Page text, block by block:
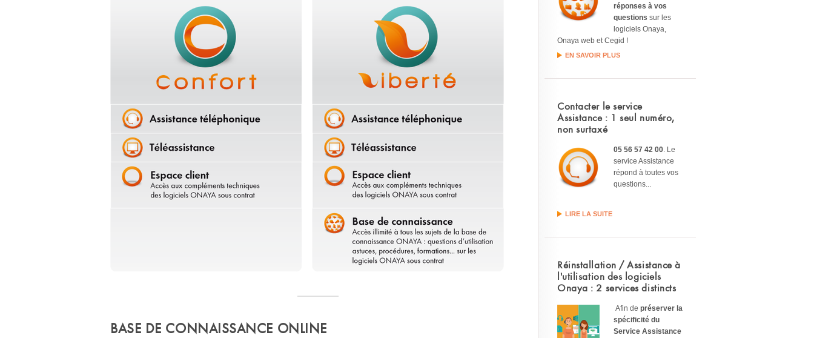
BASE DE CONNAISSANCE ONLINE
réponses à vos
questions sur les
logiciels Onaya,
Onaya web et Cegid !
EN SAVOIR PLUS
Contacter le service
Assistance : 1 seul numéro,
non surtaxé
05 56 57 42 00. Le
service Assistance
répond à toutes vos
questions...
LIRE LA SUITE
Réinstallation / Assistance à
l'utilisation des logiciels
Onaya : 2 services distincts
Afin depréserver la
spécificité du
Service Assistance